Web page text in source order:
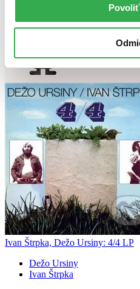
Náš pomocník
Knihomoľský
Ivan Štrpka, Dežo Ursiny: 4/4 LP
Dežo Ursiny
Ivan Štrpka